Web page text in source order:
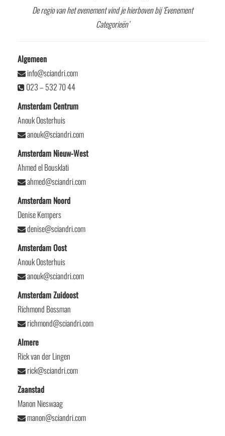
De regio van het evenement vind je hierboven bij ‘Evenement
Categorieën’
Algemeen
info@sciandri.com
023 – 532 70 44
Amsterdam Centrum
Anouk Oosterhuis
anouk@sciandri.com
Amsterdam Nieuw-West
Ahmed el Bousklati
ahmed@sciandri.com
Amsterdam Noord
Denise Kempers
denise@sciandri.com
Amsterdam Oost
Anouk Oosterhuis
anouk@sciandri.com
Amsterdam Zuidoost
Richmond Bossman
richmond@sciandri.com
Almere
Rick van der Lingen
rick@sciandri.com
Zaanstad
Manon Nieswaag
manon@sciandri.com